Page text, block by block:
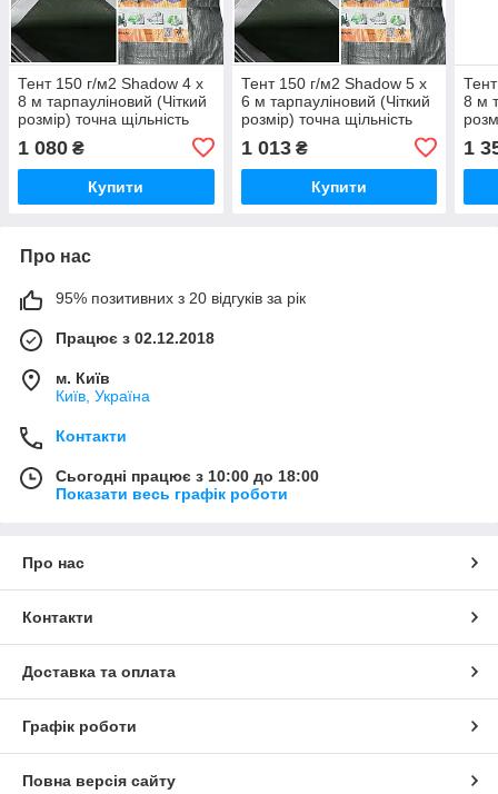
Тент 150 г/м2 Shadow 4 х
8 м тарпауліновий (Чіткий
розмір) точна щільність
1 080 ₴
Купити
Тент 150 г/м2 Shadow 5 х
6 м тарпауліновий (Чіткий
розмір) точна щільність
1 013₴
Купити
8 м
1
Про нас
95% позитивних з 20 відгуків за рік
Працює з 02.12.2018
м. Київ
Київ, Україна
Контакти
Сьогодні працює з 10:00 до 18:00
Показати весь графік роботи
Про нас
Контакти
Доставка та оплата
Графік роботи
Повна версія сайту